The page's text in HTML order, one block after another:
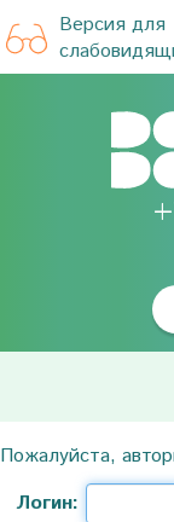
Версия для
Пожалуйста,
Логин: